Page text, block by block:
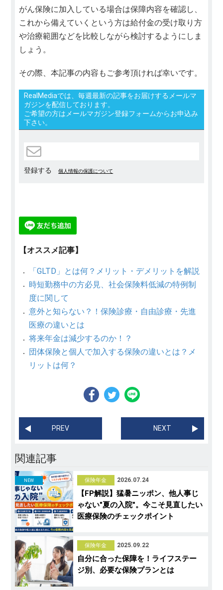
がん保険に加入している場合は保障内容を確認し、
これから備えていくという方は給付金の受け取り方
や治療範囲などを比較しながら検討するようにしま
しょう。
その際、本記事の内容もご参考頂ければ幸いです。
RealMediaでは、毎週最新の記事をお届けするメールマ
ガジンを配信しております。
ご希望の方はメールマガジン登録フォームからお申込み
下さい。
登録する 個人情報の保護について
【オススメ記事】
「GLTD」とは何？メリット・デメリットを解説
時短勤務中の方必見、社会保険料低減の特例制
度に関して
意外と知らない？！保険診療・自由診療・先進
医療の違いとは
将来年金は減少するのか！？
団体保険と個人で加入する保険の違いとは？メ
リットは何？
PREV NEXT
関連記事
NEW 保険年金 2026.07.24
【FP解説】猛暑ニッポン、他人事じ
ゃない"夏の入院"。今こそ見直したい
医療保険のチェックポイント
保険年金 2025.09.22
自分に合った保障を！ライフステー
ジ別、必要な保険プランとは